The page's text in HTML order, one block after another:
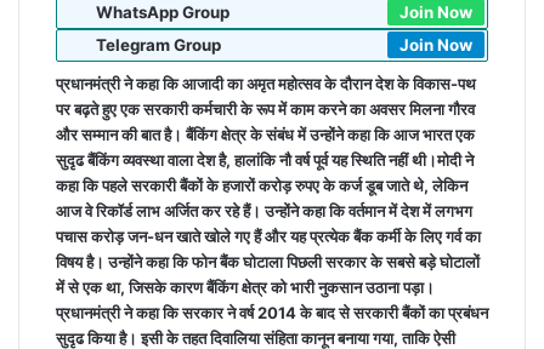
WhatsApp Group
Join Now
Telegram Group
Join Now
प्रधानमंत्री ने कहा कि आजादी का अमृत महोत्‍सव के दौरान देश के विकास-पथ
पर बढ़ते हुए एक सरकारी कर्मचारी के रूप में काम करने का अवसर मिलना गौरव
और सम्‍मान की बात है। बैंकिंग क्षेत्र के संबंध में उन्होंने कहा कि आज भारत एक
सुदृढ बैंकिंग व्यवस्था वाला देश है, हालांकि नौ वर्ष पूर्व यह स्थिति नहीं थी।मोदी ने
कहा कि पहले सरकारी बैंकों के हजारों करोड़ रुपए के कर्ज डूब जाते थे, लेकिन
आज वे रिकॉर्ड लाभ अर्जित कर रहे हैं। उन्होंने कहा कि वर्तमान में देश में लगभग
पचास करोड़ जन-धन खाते खोले गए हैं और यह प्रत्येक बैंक कर्मी के लिए गर्व का
विषय है। उन्‍होंने कहा कि फोन बैंक घोटाला पिछली सरकार के सबसे बड़े घोटालों
में से एक था, जिसके कारण बैंकिंग क्षेत्र को भारी नुकसान उठाना पड़ा।
प्रधानमंत्री ने कहा कि सरकार ने वर्ष 2014 के बाद से सरकारी बैंकों का प्रबंधन
सुदृढ किया है। इसी के तहत दिवालिया संहिता कानून बनाया गया, ताकि ऐसी